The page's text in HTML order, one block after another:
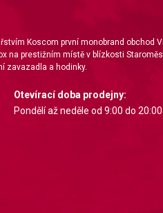
Koscom první monobrand obchod
na prestižním místě v blízkosti
zavazadla a hodinky.
Otevírací doba prodejny:
Pondělí až neděle od 9:00 do 20:00